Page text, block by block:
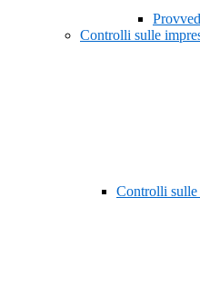
Controlli sulle
Controlli sulle